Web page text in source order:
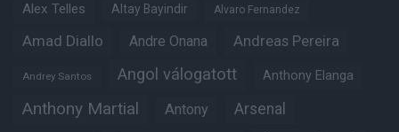
Alex Telles Altay Bayindir Alvaro Fernandez
Amad Diallo Andre Onana Andreas Pereira
Andrey Santos Angol válogatott Anthony Elanga
Anthony Martial Antony Arsenal